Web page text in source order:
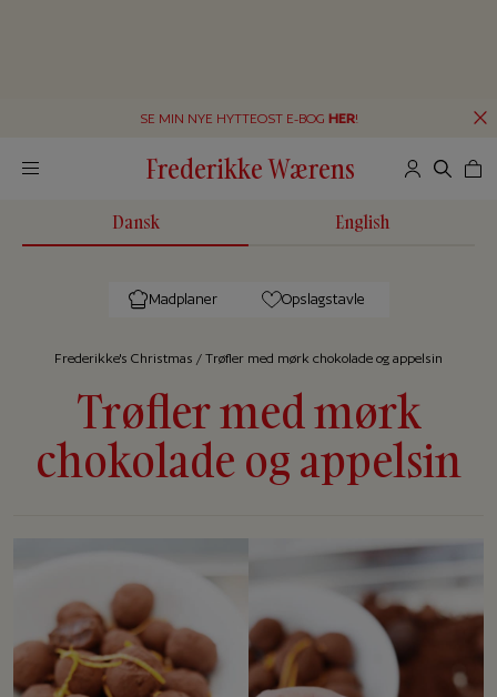
SE MIN NYE HYTTEOST E-BOG HER!
Frederikke Wærens
Dansk English
Madplaner Opslagstavle
Frederikke's Christmas / Trøfler med mørk chokolade og appelsin
Trøfler med mørk
chokolade og appelsin